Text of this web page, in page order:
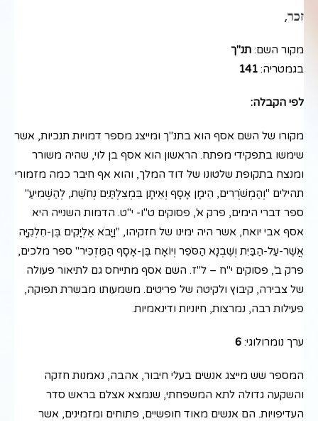
זכר,
מקור השם: תנ"ך
בגמטריה: 141
לפי הקבלה:
מקורו של השם אסף הוא בתנ"ך ומייצג מספר דמויות תנכיות, אשר
שימשו בתפקידי מפתח. הראשון הוא אסף בן לוי, שהיה משורר
ומנצח בתקופת שלטונו של דוד המלך, והוא אף חיבר כמה מזמורי
תהילים "וְהַמְשֹׁרְרִים, הֵימָן אָסָף וְאֵיתָן בִּמְצִלְתַּיִם נְחֹשֶׁת, לְהַשְׁמִיעַ"
ספר דברי הימים, פרק א', פסוקים ט"ו- י"ט. הדמות השנייה היא
אסף אבי יואח, אשר היה ימינו של חזקיהו, "וַיָּבֹא אֶלְיָקִים בֶּן-חִלְקִיָּה
אֲשֶׁר-עַל-הַבַּיִת וְשֶׁבְנָא הַסֹּפֵר וְיוֹאָח בֶּן-אָסָף הַמַּזְכִּיר" ספר מלכים,
פרק ב', פסוקים י"ח – ל"ז. השם אסף מתייחס גם לתיאור פעולה
של צבירה, קיבוץ ולקיטה של פריטים. משמעותו מבשרת תפוקה,
פעילות רבה, נמרצות, חיוניות ודינאמיות.
ערך נומרולוגי: 6
המספר שש מייצג אנשים בעלי חיבור, אהבה, נאמנות חזקה
והשקעה גדולה לתא המשפחתי, שנמצא אצלם בראש סדר
העדיפויות. הם אנשים מאוד חופשיים, פתוחים ומזמינים, אשר